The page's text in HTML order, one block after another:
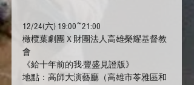
12/24(六) 19:00~21:00
橄欖葉劇團Ｘ財團法人高雄榮耀基督教
會
《給十年前的我-豐盛見證版》
地點：高師大演藝廳（高雄市苓雅區和